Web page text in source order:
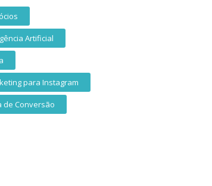
Artificial
para Instagram
de Conversão